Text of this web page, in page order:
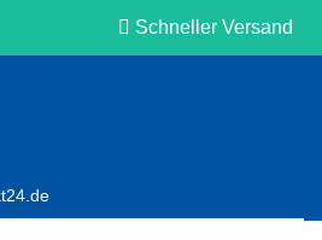
Schneller Versand